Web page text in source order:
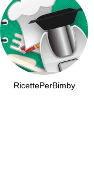
RicettePerBimby